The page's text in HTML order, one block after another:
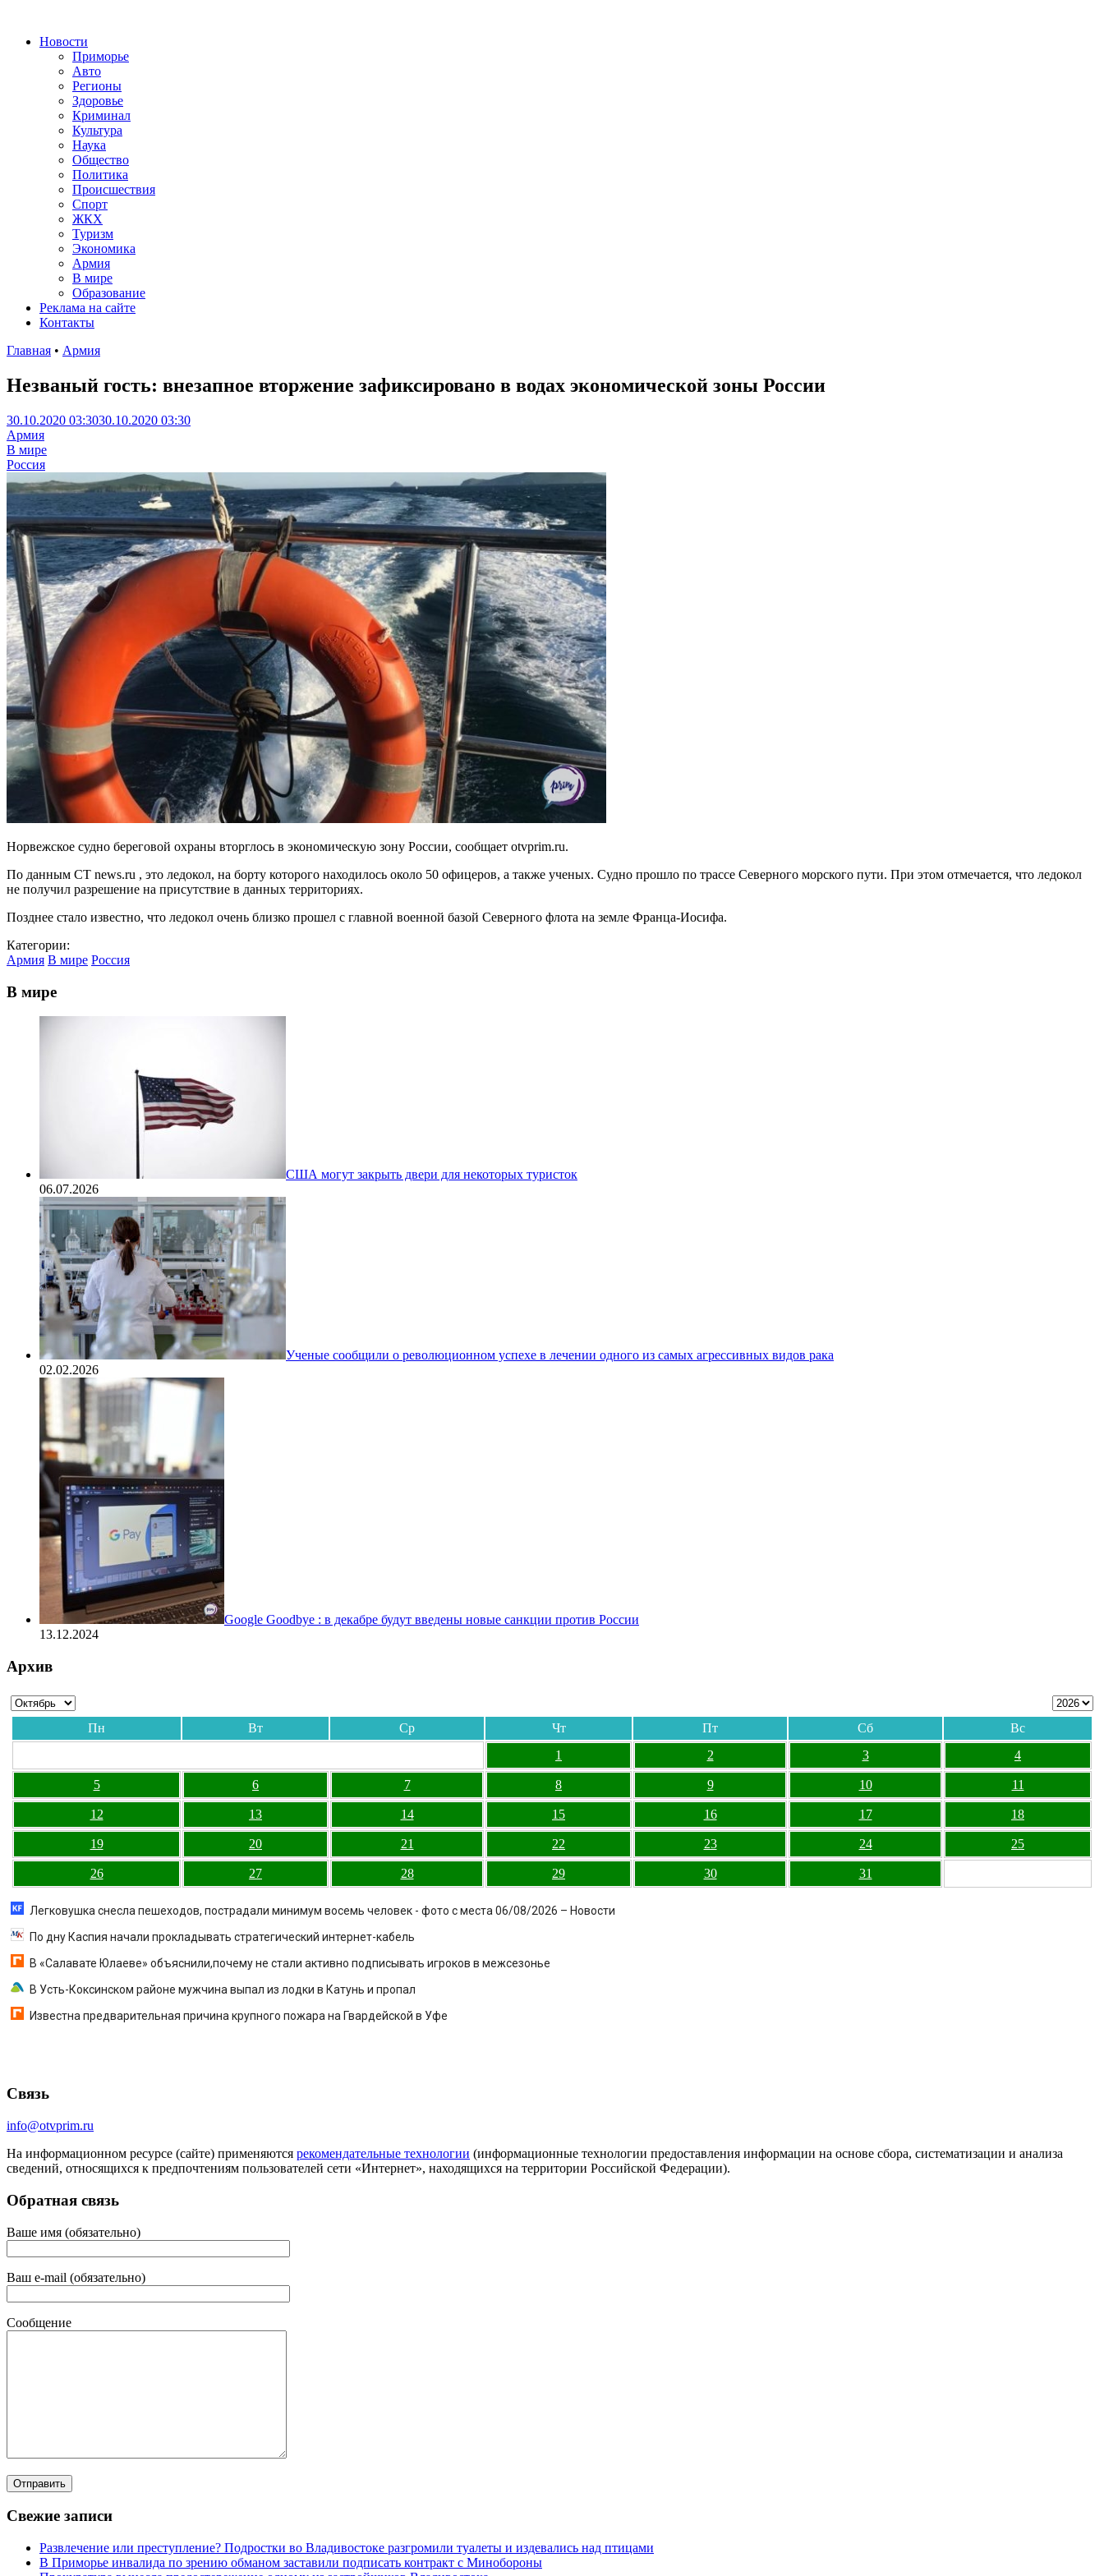
Новости
Приморье
Авто
Регионы
Здоровье
Криминал
Культура
Наука
Общество
Политика
Происшествия
Спорт
ЖКХ
Туризм
Экономика
Армия
В мире
Образование
Реклама на сайте
Контакты
Главная • Армия
Незваный гость: внезапное вторжение зафиксировано в водах экономической зоны России
30.10.2020 03:3030.10.2020 03:30
Армия
В мире
Россия
Норвежское судно береговой охраны вторглось в экономическую зону России, сообщает otvprim.ru.
По данным CT news.ru , это ледокол, на борту которого находилось около 50 офицеров, а также ученых. Судно прошло по трассе Северного морского пути. При этом отмечается, что ледокол
не получил разрешение на присутствие в данных территориях.
Позднее стало известно, что ледокол очень близко прошел с главной военной базой Северного флота на земле Франца-Иосифа.
Категории:
Армия В мире Россия
В мире
США могут закрыть двери для некоторых туристок
06.07.2026
Ученые сообщили о революционном успехе в лечении одного из самых агрессивных видов рака
02.02.2026
Google Goodbye : в декабре будут введены новые санкции против России
13.12.2024
Архив
Пн Вт Ср Чт Пт Сб
Вс
1
2 3 4
5 6 7 8 9 10 11
12 13 14 15 16 17 18
19 20 21 22 23 24 25
26 27 28 29 30 31
Легковушка снесла пешеходов, пострадали минимум восемь человек - фото с места 06/08/2026 – Новости
По дну Каспия начали прокладывать стратегический интернет-кабель
В «Салавате Юлаеве» объяснили,почему не стали активно подписывать игроков в межсезонье
В Усть-Коксинском районе мужчина выпал из лодки в Катунь и пропал
Известна предварительная причина крупного пожара на Гвардейской в Уфе
Связь
info@otvprim.ru
На информационном ресурсе (сайте) применяются рекомендательные технологии (информационные технологии предоставления информации на основе сбора, систематизации и анализа
сведений, относящихся к предпочтениям пользователей сети «Интернет», находящихся на территории Российской Федерации).
Обратная связь
Ваше имя (обязательно)
Ваш e-mail (обязательно)
Сообщение
Свежие записи
Развлечение или преступление? Подростки во Владивостоке разгромили туалеты и издевались над птицами
В Приморье инвалида по зрению обманом заставили подписать контракт с Минобороны